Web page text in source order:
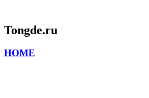
Tongde.ru
HOME